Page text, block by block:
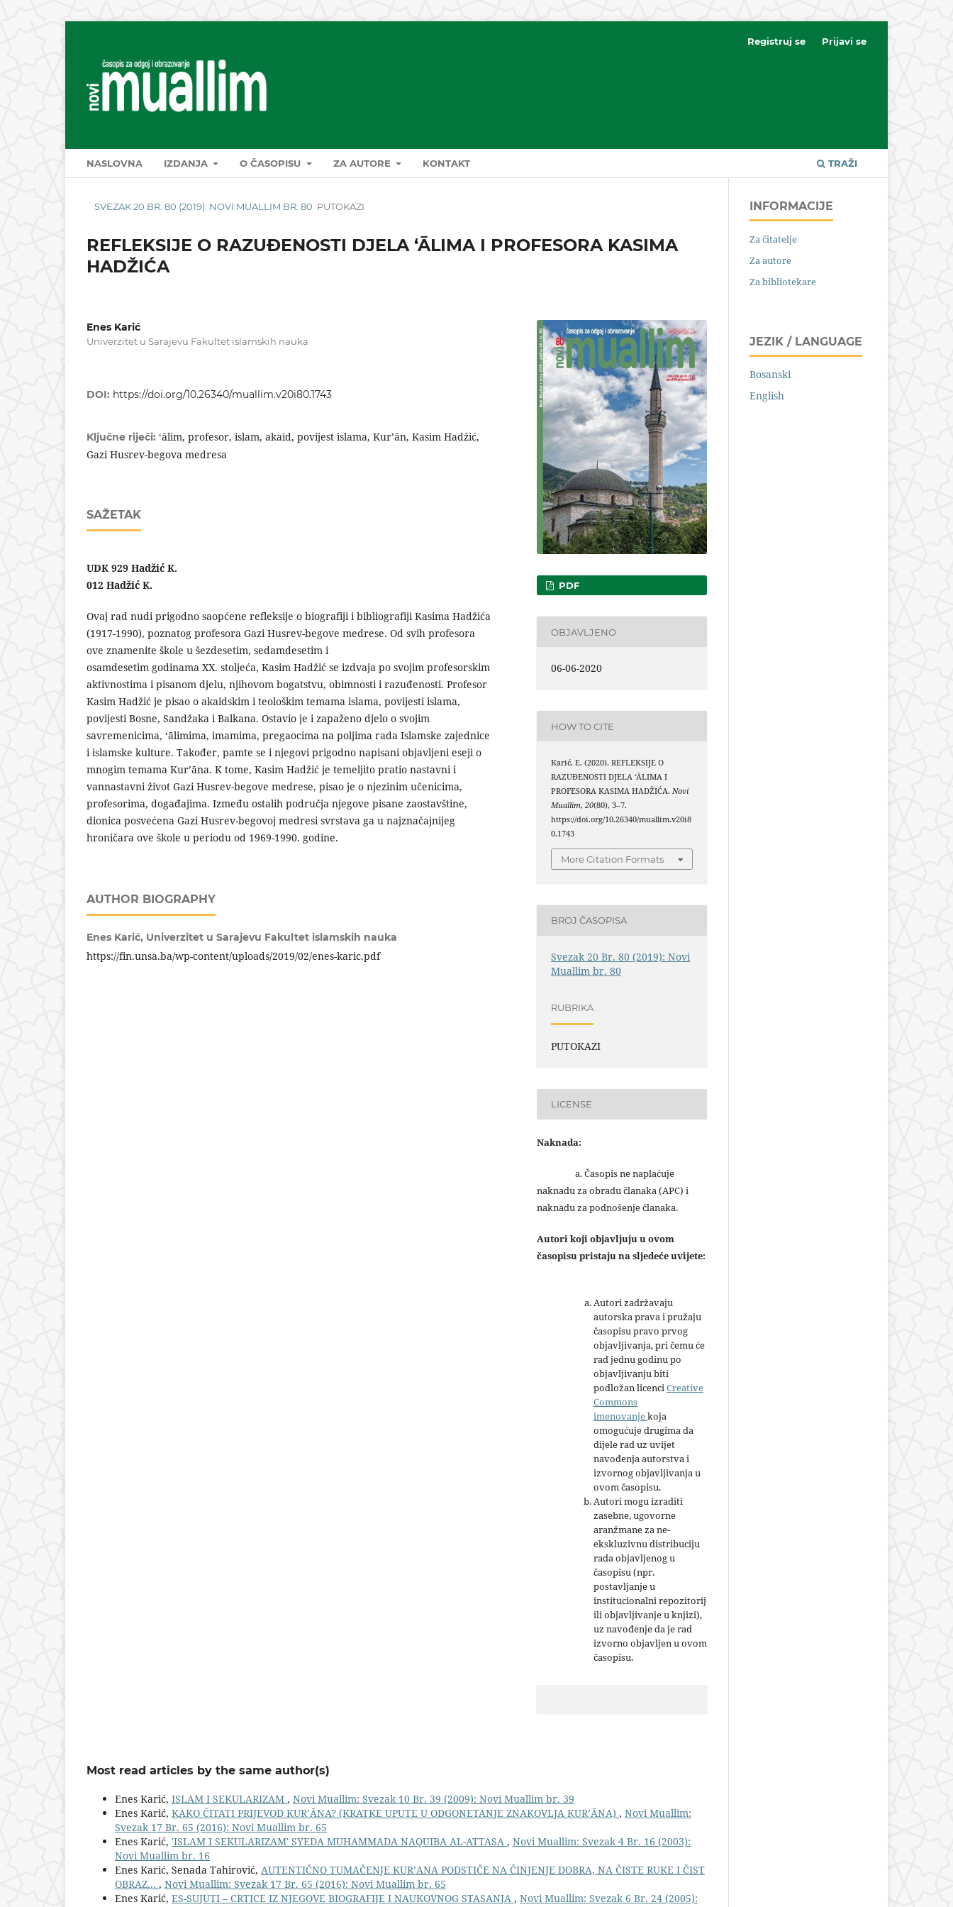
NASLOVNA IZDANJA O ČASOPISU ZA AUTORE KONTAKT TRAŽI
Registruj se Prijavi se
SVEZAK 20 BR. 80 (2019): NOVI MUALLIM BR. 80 PUTOKAZI
REFLEKSIJE O RAZUĐENOSTI DJELA ‘ĀLIMA I PROFESORA KASIMA
HADŽIĆA
Enes Karić
Univerzitet u Sarajevu Fakultet islamskih nauka
DOI: https://doi.org/10.26340/muallim.v20i80.1743
Ključne riječi: ‘ālim, profesor, islam, akaid, povijest islama, Kur’ān, Kasim Hadžić,
Gazi Husrev-begova medresa
SAŽETAK
UDK 929 Hadžić K.
012 Hadžić K.
Ovaj rad nudi prigodno saopćene refleksije o biografiji i bibliografiji Kasima Hadžića
(1917-1990), poznatog profesora Gazi Husrev-begove medrese. Od svih profesora
ove znamenite škole u šezdesetim, sedamdesetim i
osamdesetim godinama XX. stoljeća, Kasim Hadžić se izdvaja po svojim profesorskim
aktivnostima i pisanom djelu, njihovom bogatstvu, obimnosti i razuđenosti. Profesor
Kasim Hadžić je pisao o akaidskim i teološkim temama islama, povijesti islama,
povijesti Bosne, Sandžaka i Balkana. Ostavio je i zapaženo djelo o svojim
savremenicima, ‘ālimima, imamima, pregaocima na poljima rada Islamske zajednice
i islamske kulture. Također, pamte se i njegovi prigodno napisani objavljeni eseji o
mnogim temama Kur’āna. K tome, Kasim Hadžić je temeljito pratio nastavni i
vannastavni život Gazi Husrev-begove medrese, pisao je o njezinim učenicima,
profesorima, događajima. Između ostalih područja njegove pisane zaostavštine,
dionica posvećena Gazi Husrev-begovoj medresi svrstava ga u najznačajnijeg
hroničara ove škole u periodu od 1969-1990. godine.
AUTHOR BIOGRAPHY
Enes Karić, Univerzitet u Sarajevu Fakultet islamskih nauka
https://fin.unsa.ba/wp-content/uploads/2019/02/enes-karic.pdf
PDF
OBJAVLJENO
06-06-2020
HOW TO CITE
Karić, E. (2020). REFLEKSIJE O
RAZUĐENOSTI DJELA ‘ĀLIMA I
PROFESORA KASIMA HADŽIĆA.Novi
Muallim,20(80), 3–7.
https://doi.org/10.26340/muallim.v20i8
0.1743
More Citation Formats
BROJ ČASOPISA
Svezak 20 Br. 80 (2019): Novi
Muallim br. 80
RUBRIKA
PUTOKAZI
LICENSE
Naknada:
a. Časopis ne naplaćuje
naknadu za obradu članaka (APC) i
naknadu za podnošenje članaka.
Autori koji objavljuju u ovom
časopisu pristaju na sljedeće uvijete:
Autori zadržavaju
autorska prava i pružaju
časopisu pravo prvog
objavljivanja, pri čemu će
rad jednu godinu po
objavljivanju biti
podložan licenciCreative
Commons
imenovanjekoja
omogućuje drugima da
dijele rad uz uvijet
navođenja autorstva i
izvornog objavljivanja u
ovom časopisu.
Autori mogu izraditi
zasebne, ugovorne
aranžmane za ne-
ekskluzivnu distribuciju
rada objavljenog u
časopisu (npr.
postavljanje u
institucionalni repozitorij
ili objavljivanje u knjizi),
uz navođenje da je rad
izvorno objavljen u ovom
časopisu.
Most read articles by the same author(s)
Enes Karić, ISLAM I SEKULARIZAM , Novi Muallim: Svezak 10 Br. 39 (2009): Novi Muallim br. 39
Enes Karić, KAKO ČITATI PRIJEVOD KUR’ĀNA? (KRATKE UPUTE U ODGONETANJE ZNAKOVLJA KUR’ĀNA) , Novi Muallim:
Svezak 17 Br. 65 (2016): Novi Muallim br. 65
Enes Karić, 'ISLAM I SEKULARIZAM' SYEDA MUHAMMADA NAQUIBA AL-ATTASA , Novi Muallim: Svezak 4 Br. 16 (2003):
Novi Muallim br. 16
Enes Karić, Senada Tahirović, AUTENTIČNO TUMAČENJE KUR’ANA PODSTIČE NA ČINJENJE DOBRA, NA ČISTE RUKE I ČIST
OBRAZ... , Novi Muallim: Svezak 17 Br. 65 (2016): Novi Muallim br. 65
Enes Karić, ES-SUJUTI – CRTICE IZ NJEGOVE BIOGRAFIJE I NAUKOVNOG STASANJA , Novi Muallim: Svezak 6 Br. 24 (2005):
INFORMACIJE
Za čitatelje
Za autore
Za bibliotekare
JEZIK / LANGUAGE
Bosanski
English